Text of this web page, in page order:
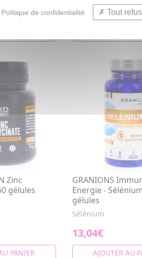
23,88€
Zinc
gélules
PANIER
GRANIONS
Energie -
gélules
Sélénium
13,04€
AJOUTER AU
Politique de confidentialité Tout